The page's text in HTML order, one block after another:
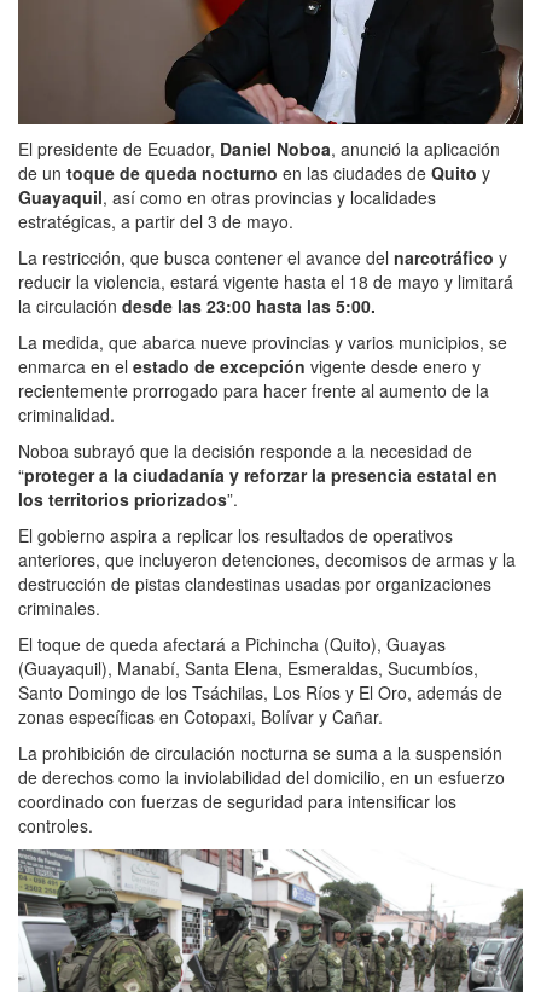
El presidente de Ecuador, Daniel Noboa, anunció la aplicación
de un toque de queda nocturno en las ciudades de Quito y
Guayaquil, así como en otras provincias y localidades
estratégicas, a partir del 3 de mayo.
La restricción, que busca contener el avance del narcotráfico y
reducir la violencia, estará vigente hasta el 18 de mayo y limitará
la circulación desde las 23:00 hasta las 5:00.
La medida, que abarca nueve provincias y varios municipios, se
enmarca en el estado de excepción vigente desde enero y
recientemente prorrogado para hacer frente al aumento de la
criminalidad.
Noboa subrayó que la decisión responde a la necesidad de
“proteger a la ciudadanía y reforzar la presencia estatal en
los territorios priorizados”.
El gobierno aspira a replicar los resultados de operativos
anteriores, que incluyeron detenciones, decomisos de armas y la
destrucción de pistas clandestinas usadas por organizaciones
criminales.
El toque de queda afectará a Pichincha (Quito), Guayas
(Guayaquil), Manabí, Santa Elena, Esmeraldas, Sucumbíos,
Santo Domingo de los Tsáchilas, Los Ríos y El Oro, además de
zonas específicas en Cotopaxi, Bolívar y Cañar.
La prohibición de circulación nocturna se suma a la suspensión
de derechos como la inviolabilidad del domicilio, en un esfuerzo
coordinado con fuerzas de seguridad para intensificar los
controles.